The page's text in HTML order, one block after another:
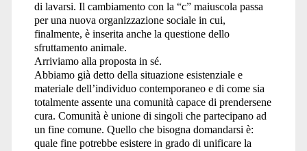
di lavarsi. Il cambiamento con la “c” maiuscola passa
per una nuova organizzazione sociale in cui,
finalmente, è inserita anche la questione dello
sfruttamento animale.
Arriviamo alla proposta in sé.
Abbiamo già detto della situazione esistenziale e
materiale dell’individuo contemporaneo e di come sia
totalmente assente una comunità capace di prendersene
cura. Comunità è unione di singoli che partecipano ad
un fine comune. Quello che bisogna domandarsi è:
quale fine potrebbe esistere in grado di unificare la